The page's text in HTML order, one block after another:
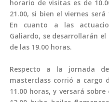
horario de visitas es de
21.00, si bien el viernes
En cuanto a las
Galiardo, se desarrollarán
de las 19.00 horas.
Respecto a la jornada
masterclass corrió a cargo
11.00 horas, y versará